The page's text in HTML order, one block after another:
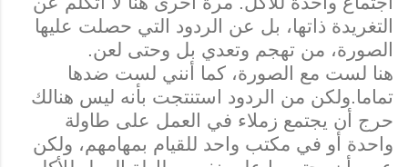
التغريدة ذاتها، بل عن الردود التي حصلت عليها
الصورة، من تهجم وتعدي بل وحتى لعن.
هنا لست مع الصورة، كما أنني لست ضدها
تماما.ولكن من الردود استنتجت بأنه ليس هنالك
حرج أن يجتمع زملاء في العمل على طاولة
واحدة أو في مكتب واحد للقيام بمهامهم، ولكن